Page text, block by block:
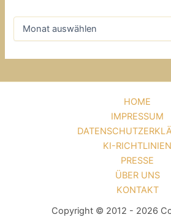
HOME
IMPRESSUM
KI-RICHTLINIEN
PRESSE
ÜBER UNS
KONTAKT
Copyright © 2012 - 2026